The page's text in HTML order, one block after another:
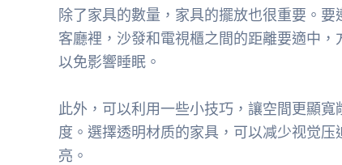
除了家具的數量，家具的擺放也很重要。
客廳裡，沙發和電視櫃之間的距離要適中
以免影響睡眠。
此外，可以利用一些小技巧，讓空間更顯
度。選擇透明材质的家具，可以减少视觉
亮。